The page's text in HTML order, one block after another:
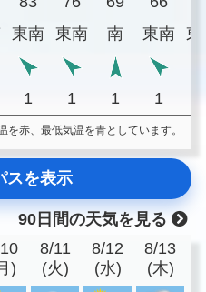
東南 東南 南 東南 東
1 1 1 1
赤、最低気温を青としています。
スを表示
90日間の天気を見る
)
8/11
(火)
8/12
(水)
8/13
(木)